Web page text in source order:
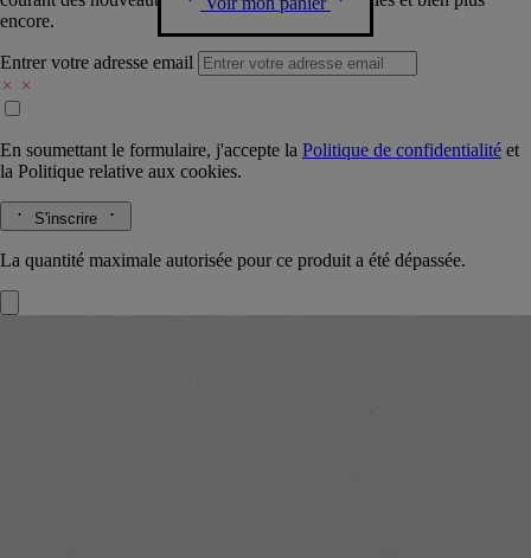
encore.
Entrer votre adresse email
En soumettant le formulaire, j'accepte la Politique de confidentialité et
la Politique relative aux cookies.
S'inscrire
La quantité maximale autorisée pour ce produit a été dépassée.